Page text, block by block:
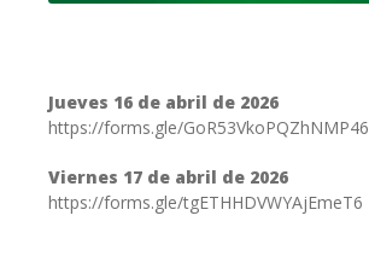
Jueves 16 de abril de 2026
https://forms.gle/GoR53VkoPQZhNMP46
Viernes 17 de abril de 2026
https://forms.gle/tgETHHDVWYAjEmeT6